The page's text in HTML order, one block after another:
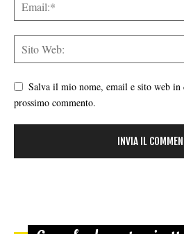
Salva il mio nome, email e sito web
prossimo commento.